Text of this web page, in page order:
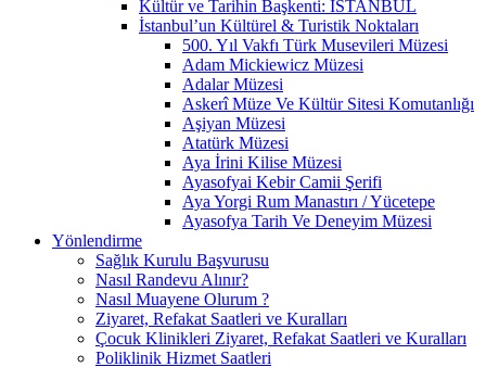
Kültür ve Tarihin Başkenti: İSTANBUL
İstanbul’un Kültürel & Turistik Noktaları
500. Yıl Vakfı Türk Musevileri Müzesi
Adam Mickiewicz Müzesi
Adalar Müzesi
Askerî Müze Ve Kültür Sitesi Komutanlığı
Aşiyan Müzesi
Atatürk Müzesi
Aya İrini Kilise Müzesi
Ayasofyai Kebir Camii Şerifi
Aya Yorgi Rum Manastırı / Yücetepe
Ayasofya Tarih Ve Deneyim Müzesi
Yönlendirme
Sağlık Kurulu Başvurusu
Nasıl Randevu Alınır?
Nasıl Muayene Olurum ?
Ziyaret, Refakat Saatleri ve Kuralları
Çocuk Klinikleri Ziyaret, Refakat Saatleri ve Kuralları
Poliklinik Hizmet Saatleri